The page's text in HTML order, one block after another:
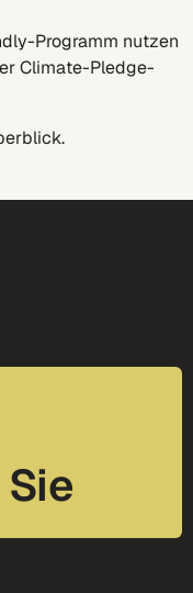
Programm nutzen
Climate-Pledge-